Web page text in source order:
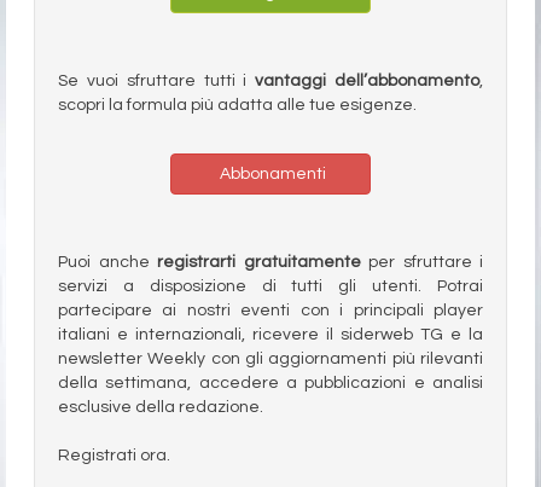
Se vuoi sfruttare tutti ivantaggi dell’abbonamento,
scopri la formula più adatta alle tue esigenze.
Abbonamenti
Puoi anche registrarti gratuitamenteper sfruttare i
servizi a disposizione di tutti gli utenti. Potrai
partecipare ai nostri eventi con i principali player
italiani e internazionali, ricevere il siderweb TG e la
newsletter Weekly con gli aggiornamenti più rilevanti
della settimana, accedere a pubblicazioni e analisi
esclusive della redazione.
Registrati ora.